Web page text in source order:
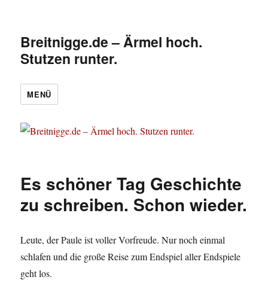
Breitnigge.de – Ärmel hoch.
Stutzen runter.
MENÜ
Es schöner Tag Geschichte
zu schreiben. Schon wieder.
Leute, der Paule ist voller Vorfreude. Nur noch einmal
schlafen und die große Reise zum Endspiel aller Endspiele
geht los.